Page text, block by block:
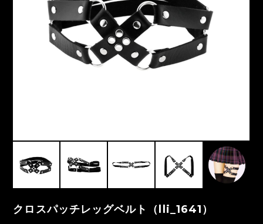
クロスパッチレッグベルト（lli_1641）